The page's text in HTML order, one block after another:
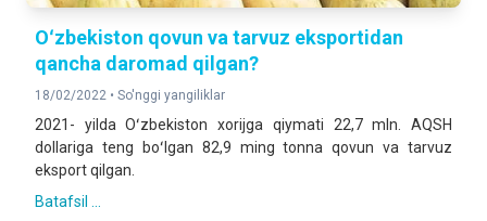
Oʻzbekiston qovun va tarvuz eksportidan
qancha daromad qilgan?
18/02/2022 • So'nggi yangiliklar
2021- yilda Oʻzbekiston xorijga qiymati 22,7 mln. AQSH
dollariga teng boʻlgan 82,9 ming tonna qovun va tarvuz
eksport qilgan.
Batafsil ...